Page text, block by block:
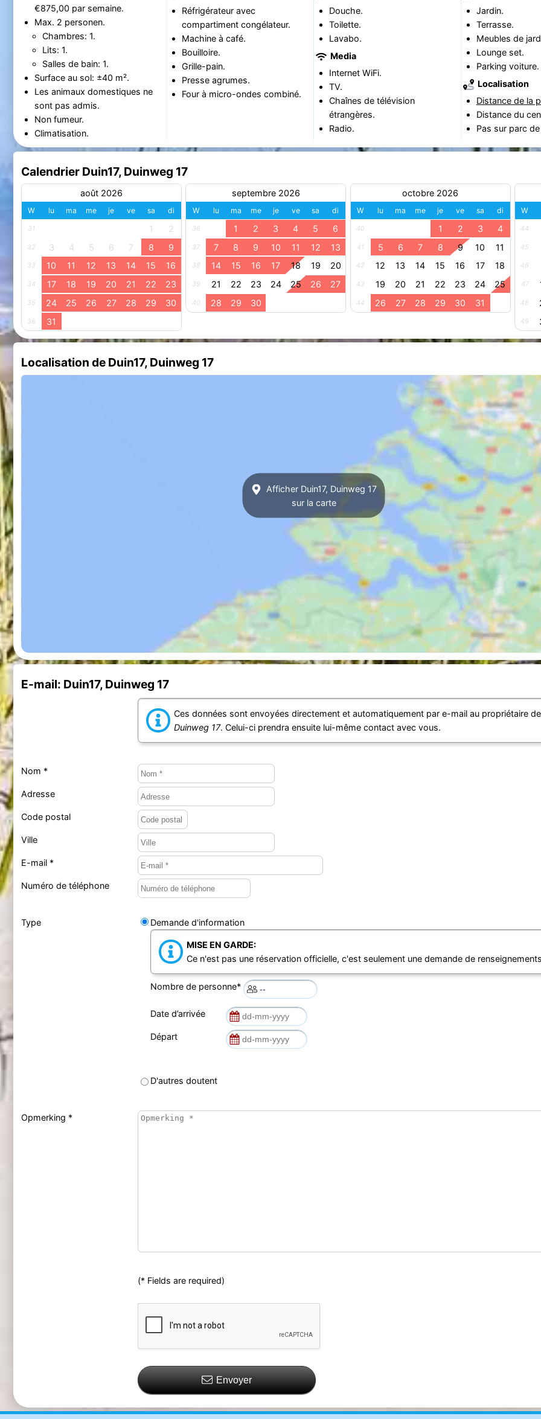
€875,00 par semaine.
Max. 2 personen.
Chambres: 1.
Lits: 1.
Salles de bain: 1.
Surface au sol: ±40 m².
Les animaux domestiques ne
sont pas admis.
Non fumeur.
Climatisation.
Réfrigérateur avec
compartiment congélateur.
Machine à café.
Bouilloire.
Grille-pain.
Presse agrumes.
Four à micro-ondes combiné.
Douche.
Toilette.
Lavabo.
Media
Internet WiFi.
TV.
Chaînes de télévision
étrangères.
Radio.
Jardin.
Terrasse.
Meubles de
Lounge set.
Parking voiture.
Localisation
Distance de la
Distance du
Pas sur parc
Calendrier Duin17, Duinweg 17
août 2026
W lu ma me je ve sa di
31 1 2
32 3 4 5 6 7 8 9
33 10 11 12 13 14 15 16
34 17 18 19 20 21 22 23
35 24 25 26 27 28 29 30
36 31
septembre 2026
W lu ma me je ve sa di
36 1 2 3 4 5 6
37 7 8 9 10 11 12 13
38 14 15 16 17 18 19 20
39 21 22 23 24 25 26 27
40 28 29 30
octobre 2026
W lu ma me je ve sa di
40 1 2 3 4
41 5 6 7 8 9 10 11
42 12 13 14 15 16 17 18
43 19 20 21 22 23 24 25
44 26 27 28 29 30 31
W
44
45
46
47
48
49
Localisation de Duin17, Duinweg 17
Afficher Duin17, Duinweg 17
sur la carte
E-mail: Duin17, Duinweg 17
Ces données sont envoyées directement et automatiquement par e-mail au propriétaire
Duinweg 17. Celui-ci prendra ensuite lui-même contact avec vous.
Nom *
Adresse
Code postal
Ville
E-mail *
Numéro de téléphone
Type Demande d'information
MISE EN GARDE:
Ce n'est pas une réservation officielle, c'est seulement une demande de
Nombre de personne*
Date d’arrivée
Départ
D'autres doutent
Opmerking *
(* Fields are required)
Envoyer